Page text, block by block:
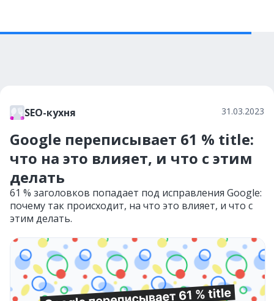
SEO-кухня 31.03.2023
Google переписывает 61 % title:
что на это влияет, и что с этим
делать
61 % заголовков попадает под исправления Google:
почему так происходит, на что это влияет, и что с
этим делать.